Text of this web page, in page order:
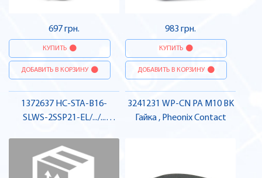
697 грн.
КУПИТЬ
ДОБАВИТЬ В КОРЗИНУ
983 грн.
КУПИТЬ
ДОБАВИТЬ В КОРЗИНУ
1372637 HC-STA-B16-
SLWS-2SSP21-EL/.../...
Pheonix Contact
3241231 WP-CN PA M10 BK
Гайка , Pheonix Contact